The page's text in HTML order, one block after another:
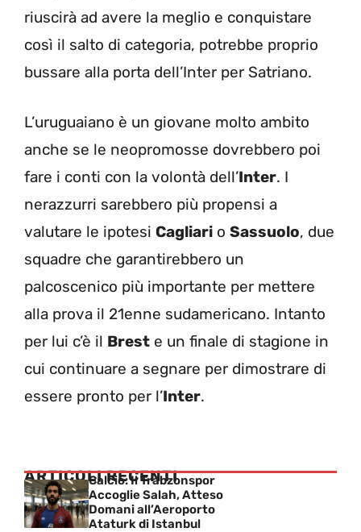
riuscirà ad avere la meglio e conquistare
così il salto di categoria, potrebbe proprio
bussare alla porta dell’Inter per Satriano.
L’uruguaiano è un giovane molto ambito
anche se le neopromosse dovrebbero poi
fare i conti con la volontà dell’Inter. I
nerazzurri sarebbero più propensi a
valutare le ipotesi Cagliari o Sassuolo, due
squadre che garantirebbero un
palcoscenico più importante per mettere
alla prova il 21enne sudamericano. Intanto
per lui c’è il Brest e un finale di stagione in
cui continuare a segnare per dimostrare di
essere pronto per l’Inter.
ARTICOLI RECENTI
Calcio: Il Trabzonspor
Accoglie Salah, Atteso
Domani all’Aeroporto
Ataturk di Istanbul